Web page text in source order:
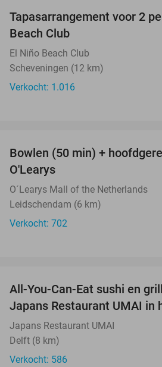
Tapasarrangement voor 2
Beach Club
El Niño Beach Club
Scheveningen (12 km)
Verkocht: 1.016
Bowlen (50 min) +
O'Learys
O´Learys Mall of the Netherlands
Leidschendam (6 km)
Verkocht: 702
All-You-Can-Eat sushi en
Japans Restaurant UMAI in
Japans Restaurant UMAI
Delft (8 km)
Verkocht: 586